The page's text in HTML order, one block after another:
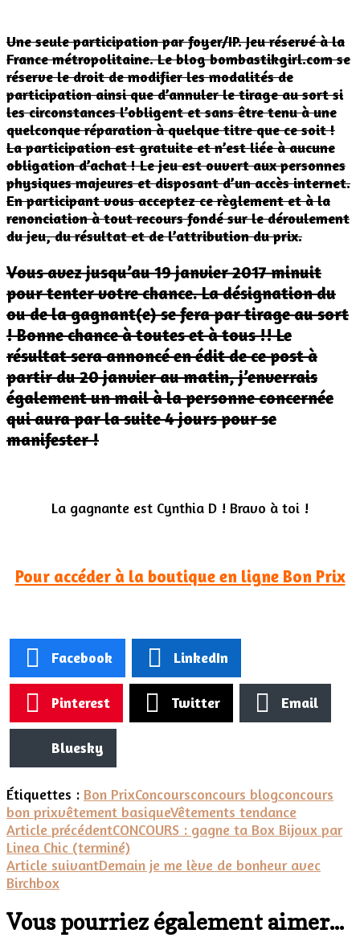
Une seule participation par foyer/IP. Jeu réservé à la
France métropolitaine. Le blog bombastikgirl.com se
réserve le droit de modifier les modalités de
participation ainsi que d’annuler le tirage au sort si
les circonstances l’obligent et sans être tenu à une
quelconque réparation à quelque titre que ce soit !
La participation est gratuite et n’est liée à aucune
obligation d’achat ! Le jeu est ouvert aux personnes
physiques majeures et disposant d’un accès internet.
En participant vous acceptez ce règlement et à la
renonciation à tout recours fondé sur le déroulement
du jeu, du résultat et de l’attribution du prix.
Vous avez jusqu’au 19 janvier 2017 minuit
pour tenter votre chance. La désignation du
ou de la gagnant(e) se fera par tirage au sort
! Bonne chance à toutes et à tous !! Le
résultat sera annoncé en édit de ce post à
partir du 20 janvier au matin, j’enverrais
également un mail à la personne concernée
qui aura par la suite 4 jours pour se
manifester !
La gagnante est Cynthia D ! Bravo à toi !
Pour accéder à la boutique en ligne Bon Prix
Facebook LinkedIn
Pinterest Twitter Email
Bluesky
Étiquettes : Bon PrixConcoursconcours blogconcours
bon prixvêtement basiqueVêtements tendance
Navigation
d'article
Article précédentCONCOURS : gagne ta Box Bijoux par
Linea Chic (terminé)
Article suivantDemain je me lève de bonheur avec
Birchbox
Vous pourriez également aimer...